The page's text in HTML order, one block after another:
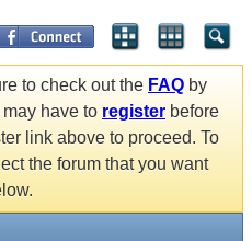
to check out the FAQ by
have to register before
link above to proceed. To
the forum that you want